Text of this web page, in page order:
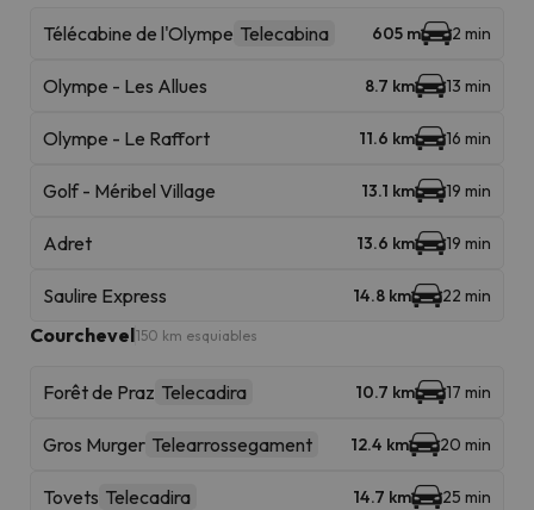
Télécabine de l'Olympe Telecabina 605 m 2 min
Olympe - Les Allues 8.7 km 13 min
Olympe - Le Raffort 11.6 km 16 min
Golf - Méribel Village 13.1 km 19 min
Adret 13.6 km 19 min
Saulire Express 14.8 km 22 min
Courchevel150 km esquiables
Forêt de Praz Telecadira 10.7 km 17 min
Gros Murger Telearrossegament 12.4 km 20 min
Tovets Telecadira 14.7 km 25 min